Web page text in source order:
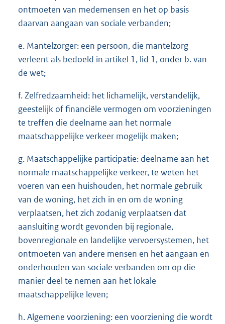
ontmoeten van medemensen en het op basis
daarvan aangaan van sociale verbanden;
e. Mantelzorger: een persoon, die mantelzorg
verleent als bedoeld in artikel 1, lid 1, onder b. van
de wet;
f. Zelfredzaamheid: het lichamelijk, verstandelijk,
geestelijk of financiële vermogen om voorzieningen
te treffen die deelname aan het normale
maatschappelijke verkeer mogelijk maken;
g. Maatschappelijke participatie: deelname aan het
normale maatschappelijke verkeer, te weten het
voeren van een huishouden, het normale gebruik
van de woning, het zich in en om de woning
verplaatsen, het zich zodanig verplaatsen dat
aansluiting wordt gevonden bij regionale,
bovenregionale en landelijke vervoersystemen, het
ontmoeten van andere mensen en het aangaan en
onderhouden van sociale verbanden om op die
manier deel te nemen aan het lokale
maatschappelijke leven;
h. Algemene voorziening: een voorziening die wordt